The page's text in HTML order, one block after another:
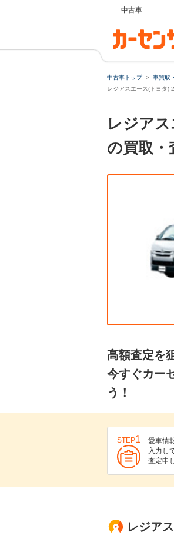
中古車
中古車トップ 車買取
レジアスエース(トヨタ)
レジア
の買取・
高額査定を
今すぐカー
う！
STEP1
愛車情
入力し
査定申
レジア